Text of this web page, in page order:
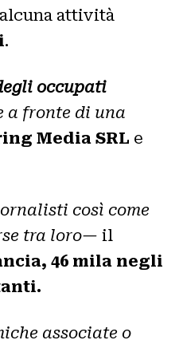
attività
.
occupati
a fronte di una
Media SRL e
così come
tra loro— il
46 mila negli
associate o